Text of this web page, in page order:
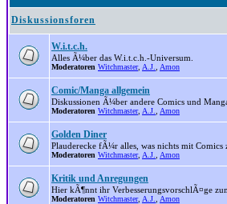
Diskussionsforen
W.i.t.c.h.
Alles Ã¼ber das W.i.t.c.h.-Universum.
Moderatoren Witchmaster, A.J. Amon
Comic/Manga allgemein
Diskussionen Ã¼ber andere Comics und
Moderatoren Witchmaster, A.J. Amon
Golden Diner
Plauderecke fÃ¼r alles, was nichts mit Comics
Moderatoren Witchmaster, A.J. Amon
Kritik und Anregungen
Hier kÃ¶nnt ihr VerbesserungsvorschlÃ¤ge
Moderatoren Witchmaster, A.J. Amon